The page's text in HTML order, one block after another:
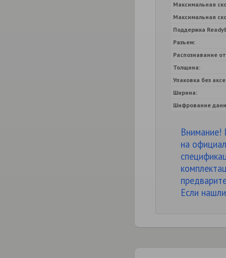
Максимальная
Максимальная
Поддержка
Разъем:
Распознавание
Толщина:
Упаковка без
Ширина:
Шифрование
Внимание!
на
Если